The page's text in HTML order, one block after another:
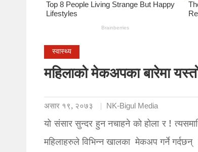
स्वास्थ्य
महिलाको मेकअपका बारेमा
असार १९, २०७३ NK-Bigul Media
यो संसार सुन्दर हुन नचाहने को होला र !
महिलाहरुले विभिन्न खालका मेकअप गर्ने गर्दछन्